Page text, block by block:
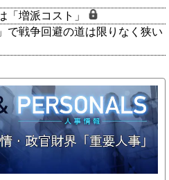
「増派コスト」
で戦争回避の道は限りなく狭い